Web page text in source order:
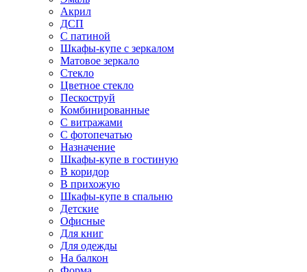
Акрил
ДСП
С патиной
Шкафы-купе с зеркалом
Матовое зеркало
Стекло
Цветное стекло
Пескоструй
Комбинированные
С витражами
С фотопечатью
Назначение
Шкафы-купе в гостиную
В коридор
В прихожую
Шкафы-купе в спальню
Детские
Офисные
Для книг
Для одежды
На балкон